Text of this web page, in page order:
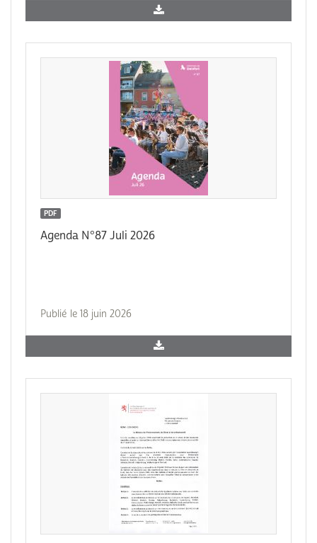
PDF
Agenda N°87 Juli 2026
Publié le 18 juin 2026